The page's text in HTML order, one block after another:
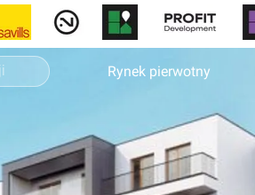
Rynek pierwotny